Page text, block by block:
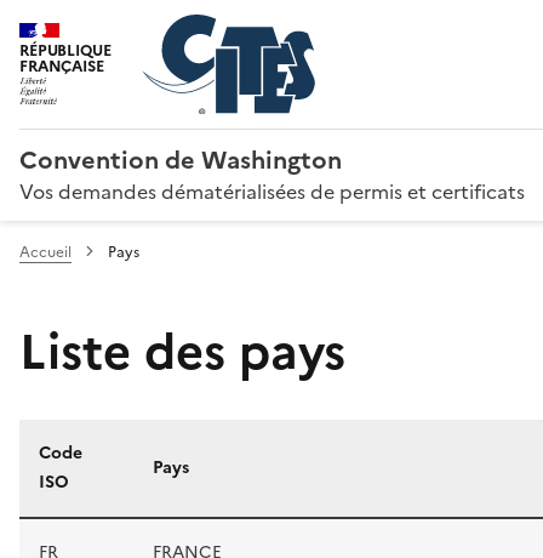
RÉPUBLIQUE
FRANÇAISE
Convention de Washington
Vos demandes dématérialisées de permis et certificats
Accueil Pays
Liste des pays
Liste des pays
Code
ISO
Pays
FR FRANCE